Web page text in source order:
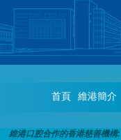
首頁 維港簡介
維港口腔合作的香港慈善機構: